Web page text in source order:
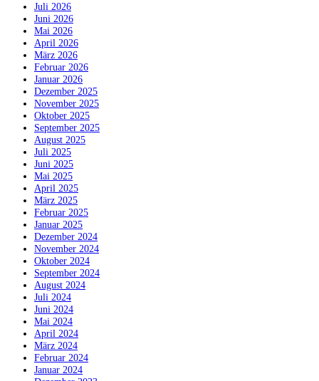
Juli 2026
Juni 2026
Mai 2026
April 2026
März 2026
Februar 2026
Januar 2026
Dezember 2025
November 2025
Oktober 2025
September 2025
August 2025
Juli 2025
Juni 2025
Mai 2025
April 2025
März 2025
Februar 2025
Januar 2025
Dezember 2024
November 2024
Oktober 2024
September 2024
August 2024
Juli 2024
Juni 2024
Mai 2024
April 2024
März 2024
Februar 2024
Januar 2024